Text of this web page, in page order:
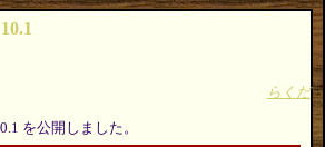
らくだ
を公開しました。